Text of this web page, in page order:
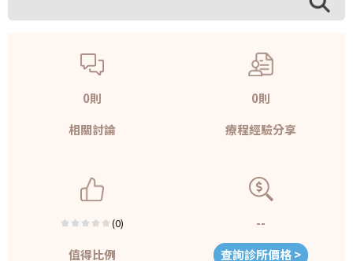
0則
相關討論
0則
療程經驗分享
(0)
值得比例
--
查詢診所價格 >